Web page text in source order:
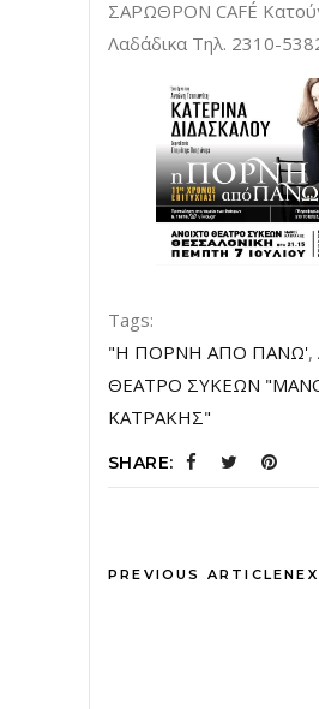
ΣΑΡΩΘΡΟΝ CAFÉ
Λαδάδικα Τηλ. 2310-
Tags:
"Η ΠΟΡΝΗ ΑΠΟ ΠΑΝΩ',
ΘΕΑΤΡΟ ΣΥΚΕΩΝ
ΚΑΤΡΑΚΗΣ"
SHARE:
PREVIOUS ARTICLE